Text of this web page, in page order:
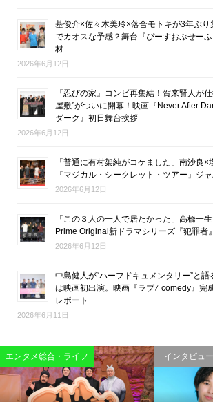
基俊介×佐々木美玲×落合モトキが3年ぶ
でカオスな予感？舞台『ぴーすおぶせー
材
2026年6月12日
『忍びの家』コンビ再集結！賀来賢人が
屋敷”がついに開幕！映画『Never After
ダーク』初日舞台挨拶
2026年6月12日
「普通に有村架純がコケました」南沙良
『マジカル・シークレット・ツアー』ジ
2026年6月12日
「この３人の一人で居たかった」高橋一
Prime Original新ドラマシリーズ『犯罪者
2026年6月12日
中島健人が“ハーフドキュメンタリー”と
は映画初出演。映画『ラブ≠ comedy』完
レポート
2026年6月11日
映画 エンタメ総